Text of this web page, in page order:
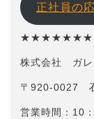
正社員の
株式会社 ガ
〒920-0027
営業時間：10